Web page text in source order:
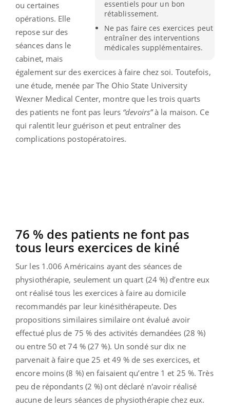
essentiels pour un bon
rétablissement.
Ne pas faire ces exercices peut
entraîner des interventions
médicales supplémentaires.
ou certaines
opérations. Elle
repose sur des
séances dans le
cabinet, mais
également sur des exercices à faire chez soi. Toutefois,
une étude, menée par The Ohio State University
Wexner Medical Center, montre que les trois quarts
des patients ne font pas leurs “devoirs”à la maison. Ce
qui ralentit leur guérison et peut entraîner des
complications postopératoires.
76 % des patients ne font pas
tous leurs exercices de kiné
Sur les 1.006 Américains ayant des séances de
physiothérapie, seulement un quart (24 %) d’entre eux
ont réalisé tous les exercices à faire au domicile
recommandés par leur kinésithérapeute. Des
propositions similaires similaire ont évalué avoir
effectué plus de 75 % des activités demandées (28 %)
ou entre 50 et 74 % (27 %). Un sondé sur dix ne
parvenait à faire que 25 et 49 % de ses exercices, et
encore moins (8 %) en faisaient qu’entre 1 et 25 %. Très
peu de répondants (2 %) ont déclaré n'avoir réalisé
aucune de leurs séances de physiothérapie chez eux.